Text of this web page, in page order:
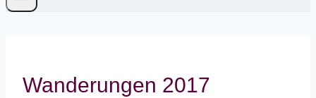
Wanderungen 2017